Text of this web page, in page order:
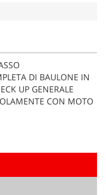
DI BAULONE IN
UP GENERALE
CON MOTO
utente